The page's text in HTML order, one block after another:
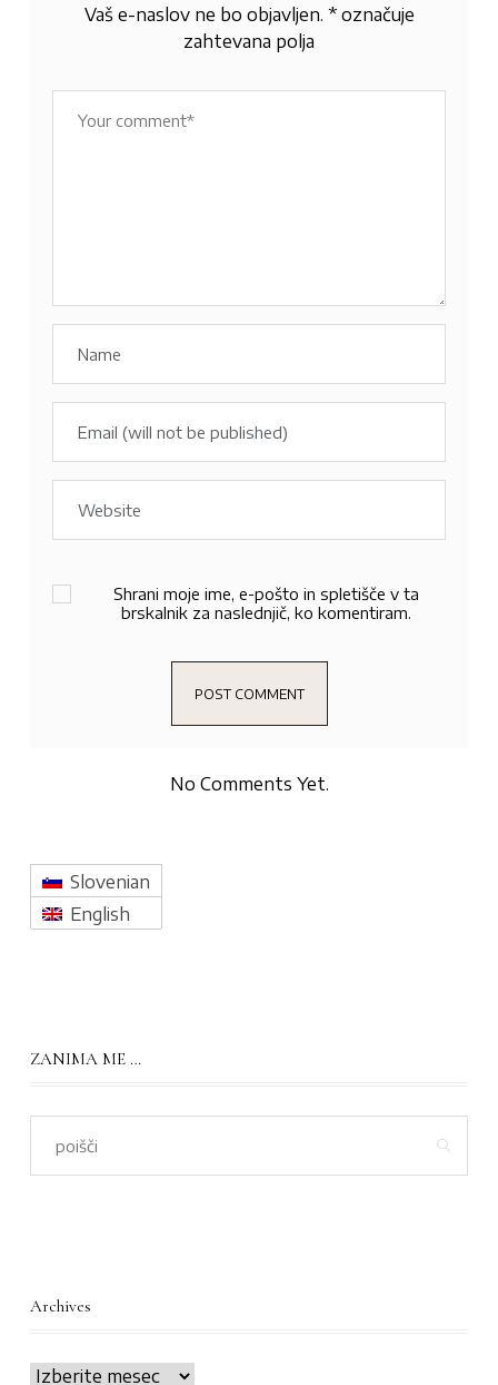
Vaš e-naslov ne bo objavljen. *označuje
zahtevana polja
Shrani moje ime, e-pošto in spletišče v ta
brskalnik za naslednjič, ko komentiram.
No Comments Yet.
Slovenian
English
ZANIMA ME …
Archives